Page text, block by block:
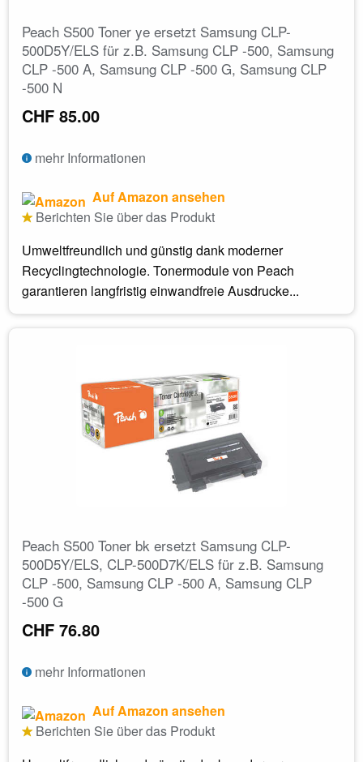
Peach S500 Toner ye ersetzt Samsung CLP-
500D5Y/ELS für z.B. Samsung CLP -500, Samsung
CLP -500 A, Samsung CLP -500 G, Samsung CLP
-500 N
CHF 85.00
mehr Informationen
Auf Amazon ansehen
Berichten Sie über das Produkt
Umweltfreundlich und günstig dank moderner
Recyclingtechnologie. Tonermodule von Peach
garantieren langfristig einwandfreie Ausdrucke...
Peach S500 Toner bk ersetzt Samsung CLP-
500D5Y/ELS, CLP-500D7K/ELS für z.B. Samsung
CLP -500, Samsung CLP -500 A, Samsung CLP
-500 G
CHF 76.80
mehr Informationen
Auf Amazon ansehen
Berichten Sie über das Produkt